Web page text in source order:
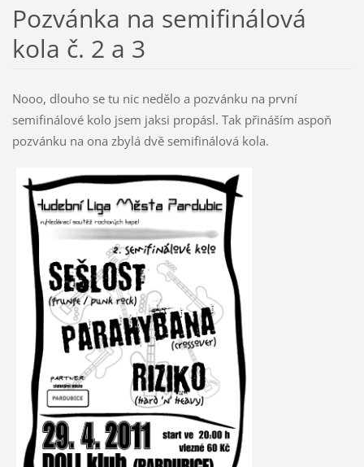
Pozvánka na semifinálová
kola č. 2 a 3
Nooo, dlouho se tu nic nedělo a pozvánku na první
semifinálové kolo jsem jaksi propásl. Tak přináším aspoň
pozvánku na ona zbylá dvě semifinálová kola.